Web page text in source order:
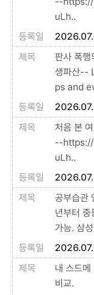
uLh..
판사 폭
생파산--
ps and
처음 본
--https://
uLh..
공부습관
년부터 중
가능. ​삼
내 스드메
비교.